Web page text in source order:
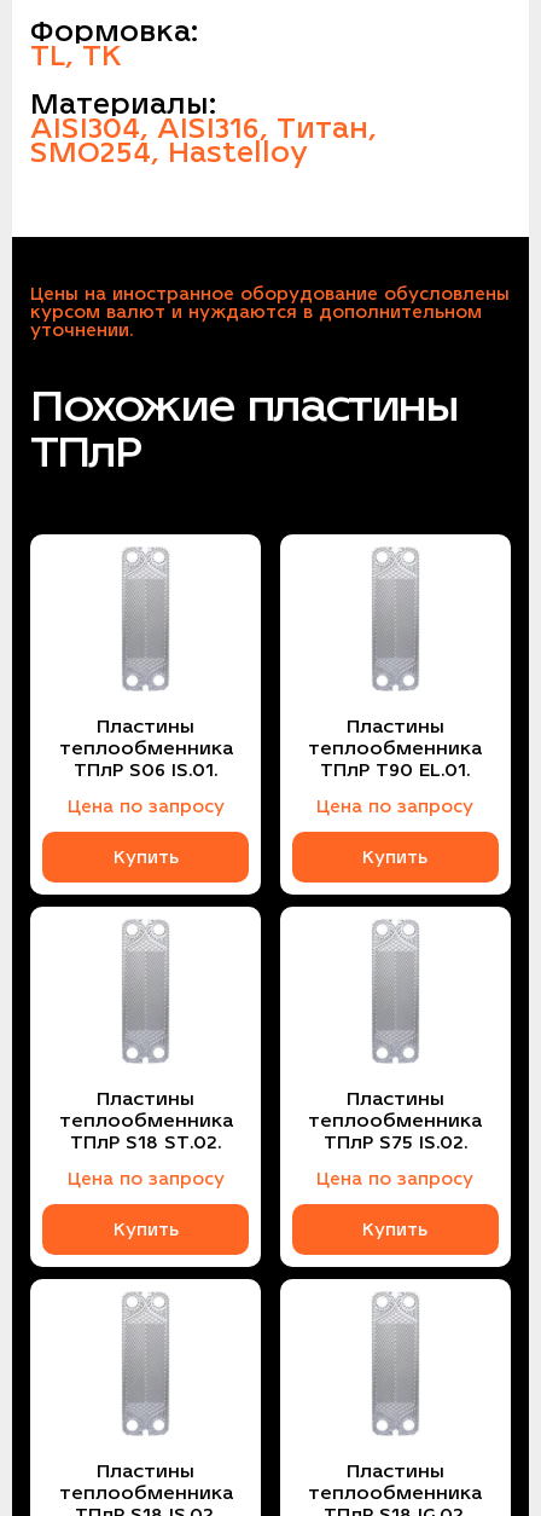
Формовка:
TL, TK
Материалы:
AISI304, AISI316, Титан,
SMO254, Hastelloy
Цены на иностранное оборудование обусловлены
курсом валют и нуждаются в дополнительном
уточнении.
Похожие пластины
ТПлР
Пластины
теплообменника
ТПлР S06 IS.01.
Цена по запросу
Купить
Пластины
теплообменника
ТПлР T90 EL.01.
Цена по запросу
Купить
Пластины
теплообменника
ТПлР S18 ST.02.
Цена по запросу
Купить
Пластины
теплообменника
ТПлР S75 IS.02.
Цена по запросу
Купить
Пластины
теплообменника
Пластины
теплообменника